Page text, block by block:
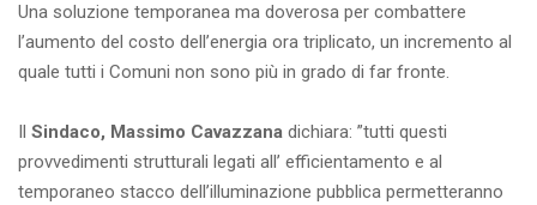
Una soluzione temporanea ma doverosa per combattere
l’aumento del costo dell’energia ora triplicato, un incremento al
quale tutti i Comuni non sono più in grado di far fronte.
Sindaco, Massimo Cavazzana dichiara: ”tutti questi
provvedimenti strutturali legati all’ efficientamento e al
temporaneo stacco dell’illuminazione pubblica permetteranno